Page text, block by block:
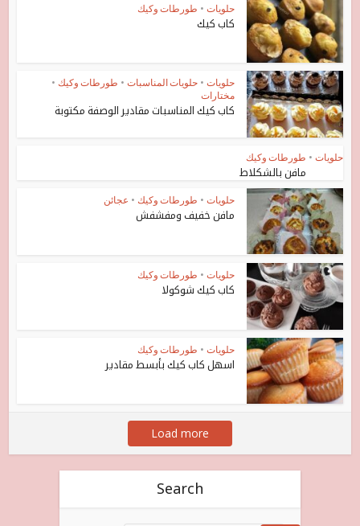
حلويات • طورطات وكيك
كاب كيك
حلويات • حلويات المناسبات • طورطات وكيك •
مختارات
كاب كيك المناسبات مقادير الوصفة مكتوبة
حلويات • طورطات وكيك
مافن بالشكلاط
حلويات • طورطات وكيك • عجائن
مافن خفيف ومفشفش
حلويات • طورطات وكيك
كاب كيك شوكولا
حلويات • طورطات وكيك
اسهل كاب كيك بأبسط مقادير
Load more
Search